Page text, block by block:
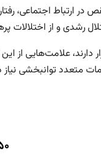
ارتباط اجتماعی،
رشدی و از اختلالات
طیف اوتیسم قرار دارند،
توانبخشی نیاز
۲۵۰ هکتار